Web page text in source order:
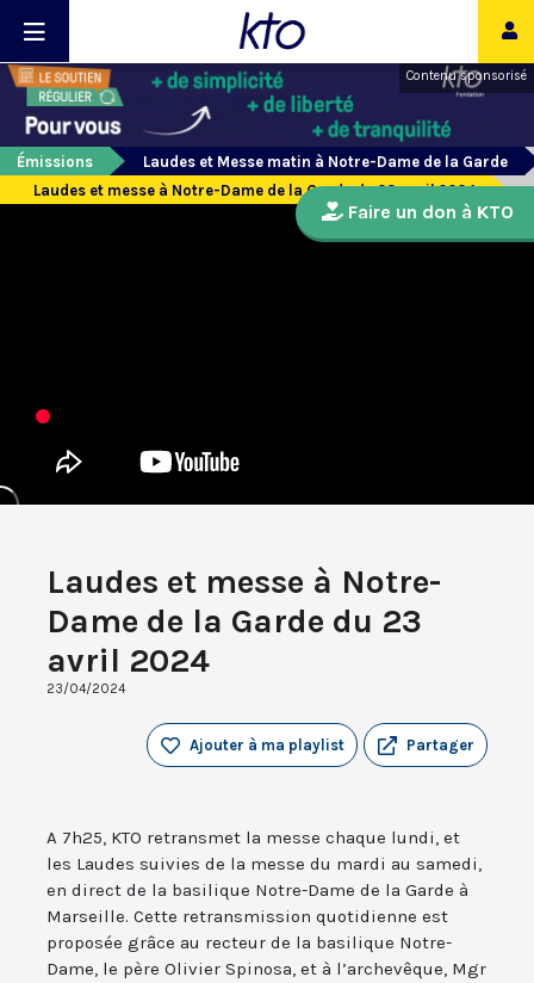
Contenu sponsorisé
Émissions
Laudes et Messe matin à Notre-Dame de la Garde
Laudes et messe à Notre-Dame de la Garde du 23 avril 2024
Laudes et messe à Notre-
Dame de la Garde du 23
avril 2024
23/04/2024
Partager
Ajouter à ma playlist
A 7h25, KTO retransmet la messe chaque lundi, et
les Laudes suivies de la messe du mardi au samedi,
en direct de la basilique Notre-Dame de la Garde à
Marseille. Cette retransmission quotidienne est
proposée grâce au recteur de la basilique Notre-
Dame, le père Olivier Spinosa, et à l’archevêque, Mgr
Faire un don à KTO